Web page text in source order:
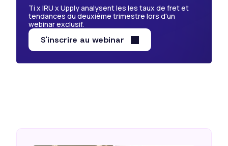
Ti x IRU x Upply analysent les les taux de fret et
tendances du deuxième trimestre lors d'un
webinar exclusif.
S'inscrire au webinar